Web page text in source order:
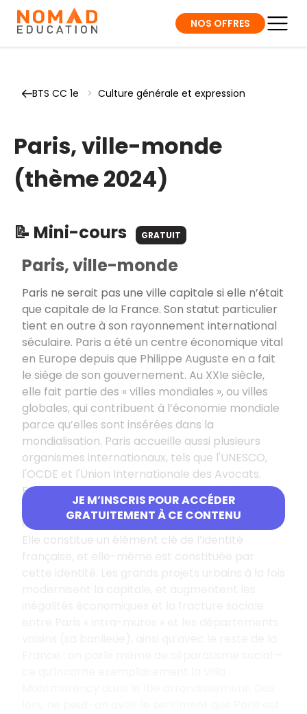
NOS OFFRES
BTS CC 1e > Culture générale et expression
Paris, ville-monde
(thème 2024)
📝 Mini-cours GRATUIT
JE M’INSCRIS POUR ACCÉDER
GRATUITEMENT À CE CONTENU
Paris, ville-monde
Paris ne serait pas une ville capitale si elle n’était
que capitale de la France. Son statut particulier
tient en outre à son rayonnement international
séculaire. Paris a été un centre économique vital
en Europe depuis que Philippe Auguste en a fait
le siège de son gouvernement. Au XXIe siècle,
elle fait partie des « villes mondiales », ou villes
globales, qui contribuent à l’économie mondiale
parce qu’elles sont insérées dans la
mondialisation. Paris accueille aussi plusieurs
organismes internationaux, tels que l'UNESCO,
l'OCDE et l'Union Internationale des Avocats.
Pourtant, Paris par son histoire est liée à la
construction de l’État et de la nation française,
et son espace garde les traces de cette histoire.
Elle constitue un élément clé de l’identité